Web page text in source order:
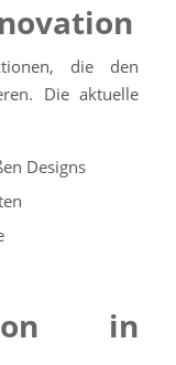
die den
Die aktuelle
Designs
in